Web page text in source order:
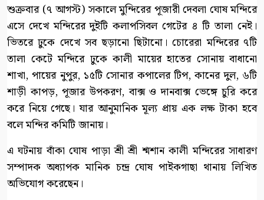
শুক্রবার (৭ আগস্ট) সকালে মুন্দিরের পূজারী দেবলা ঘোষ মন্দিরে
এসে দেখে মন্দিরের দুইটি কলাপসিবল গেটের ৪ টি তালা নেই।
ভিতরে ঢুকে দেখে সব ছড়ানো ছিটানো। চোরেরা মন্দিরের ৭টি
তালা কেটে মন্দিরে ঢুকে কালী মায়ের হাতের সোনায় বাধানো
শাখা, পায়ের নুপুর, ১৫টি সোনার কপালের টিপ, কানের দুল, ৬টি
শাড়ী কাপড়, পূজার উপকরণ, বাক্স ও দানবাক্স ভেঙ্গে চুরি করে
করে নিয়ে গেছে। যার আনুমানিক মূল্য প্রায় এক লক্ষ টাকা হবে
বলে মন্দির কমিটি জানায়।
এ ঘটনায় বাঁকা ঘোষ পাড়া শ্রী শ্রী শ্মশান কালী মন্দিরের সাধারণ
সম্পাদক অধ্যাপক মানিক চন্দ্র ঘোষ পাইকগাছা থানায় লিখিত
অভিযোগ করেছেন।